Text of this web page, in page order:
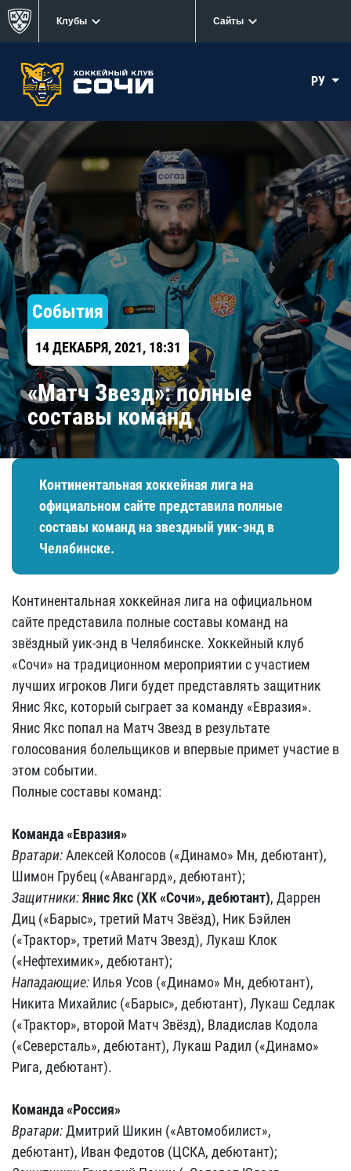
Клубы Сайты
РУ
События
14 ДЕКАБРЯ, 2021, 18:31
«Матч Звезд»: полные
составы команд
Континентальная хоккейная лига на
официальном сайте представила полные
составы команд на звездный уик-энд в
Челябинске.
Континентальная хоккейная лига на официальном
сайте представила полные составы команд на
звёздный уик-энд в Челябинске. Хоккейный клуб
«Сочи» на традиционном мероприятии с участием
лучших игроков Лиги будет представлять защитник
Янис Якс, который сыграет за команду «Евразия».
Янис Якс попал на Матч Звезд в результате
голосования болельщиков и впервые примет участие в
этом событии.
Полные составы команд:
Команда «Евразия»
Вратари:Алексей Колосов («Динамо» Мн, дебютант),
Шимон Грубец («Авангард», дебютант);
Защитники:Янис Якс (ХК «Сочи», дебютант), Даррен
Диц («Барыс», третий Матч Звёзд), Ник Бэйлен
(«Трактор», третий Матч Звезд), Лукаш Клок
(«Нефтехимик», дебютант);
Нападающие: Илья Усов («Динамо» Мн, дебютант),
Никита Михайлис («Барыс», дебютант), Лукаш Седлак
(«Трактор», второй Матч Звёзд), Владислав Кодола
(«Северсталь», дебютант), Лукаш Радил («Динамо»
Рига, дебютант).
Команда «Россия»
Вратари:Дмитрий Шикин («Автомобилист»,
дебютант), Иван Федотов (ЦСКА, дебютант);